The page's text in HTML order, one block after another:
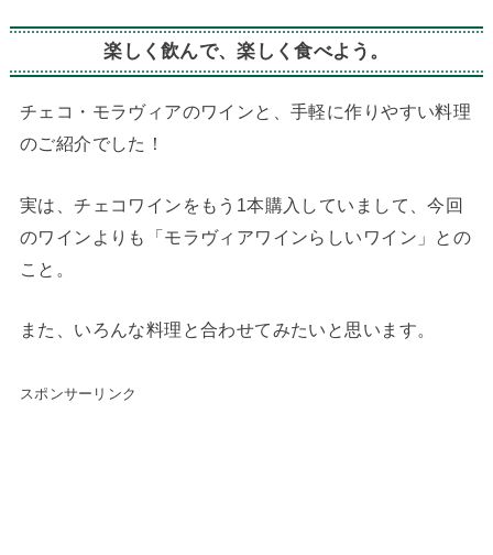
楽しく飲んで、楽しく食べよう。
チェコ・モラヴィアのワインと、手軽に作りやすい料理
のご紹介でした！
実は、チェコワインをもう1本購入していまして、今回
のワインよりも「モラヴィアワインらしいワイン」との
こと。
また、いろんな料理と合わせてみたいと思います。
スポンサーリンク